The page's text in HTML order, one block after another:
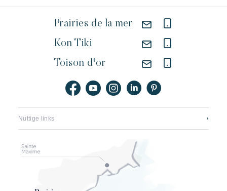
Prairies de la mer
Kon Tiki
Toison d'or
Nuttige links
Vacatures
Brochures, plattegronden en tarieven